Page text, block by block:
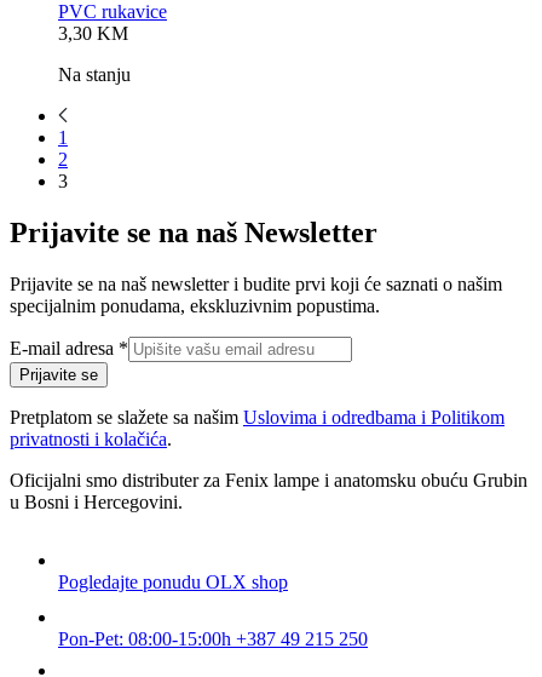
PVC rukavice
0,0
3,30 KM
Na stanju
1
2
3
Prijavite se na naš Newsletter
Prijavite se na naš newsletter i budite prvi koji će saznati o našim
specijalnim ponudama, ekskluzivnim popustima.
adresa
E-
mail
E-mail adresa *
Prijavite se
Pretplatom se slažete sa našim Uslovima i odredbama i Politikom
privatnosti i kolačića.
Oficijalni smo distributer za Fenix lampe i anatomsku obuću Grubin
u Bosni i Hercegovini.
Pogledajte ponudu OLX shop
Pon-Pet: 08:00-15:00h +387 49 215 250